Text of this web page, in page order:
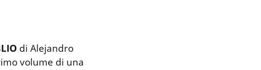
di Alejandro
volume di una